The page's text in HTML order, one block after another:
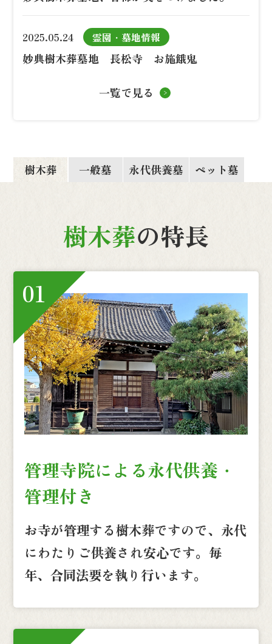
2025.05.24 霊園・墓地情報
妙典樹木葬墓地 長松寺 お施餓鬼
一覧で見る
樹木葬 一般墓 永代供養墓 ペット墓
樹木葬の特長
01
管理寺院による永代供養・
管理付き
お寺が管理する樹木葬ですので、永代
にわたりご供養され安心です。毎
年、合同法要を執り行います。